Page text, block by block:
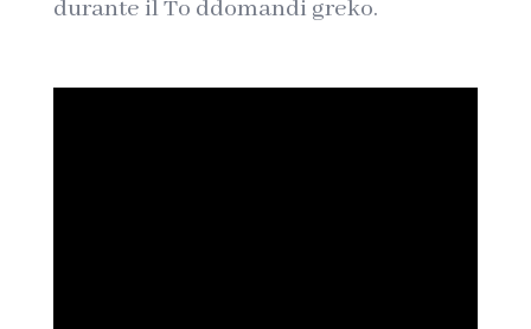
durante il To ddomandi greko.